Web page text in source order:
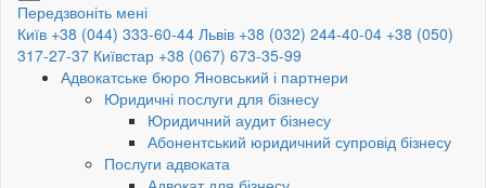
Передзвоніть мені
Київ +38 (044) 333-60-44 Львів +38 (032) 244-40-04 +38 (050)
317-27-37 Київстар +38 (067) 673-35-99
Адвокатське бюро Яновський і партнери
Юридичні послуги для бізнесу
Юридичний аудит бізнесу
Абонентський юридичний супровід бізнесу
Послуги адвоката